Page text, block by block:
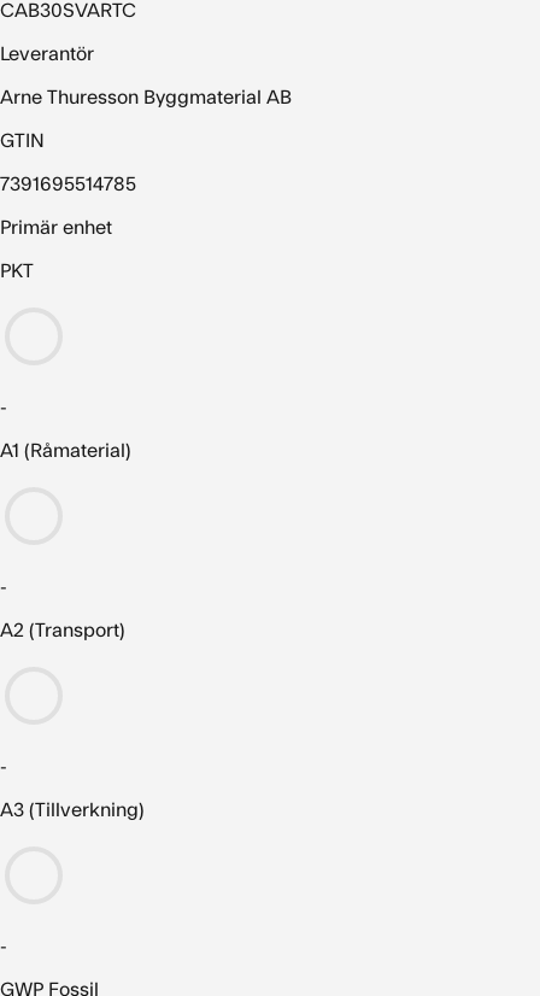
CAB30SVARTC
Leverantör
Arne Thuresson Byggmaterial AB
GTIN
7391695514785
Primär enhet
PKT
-
A1 (Råmaterial)
-
A2 (Transport)
-
A3 (Tillverkning)
-
GWP Fossil